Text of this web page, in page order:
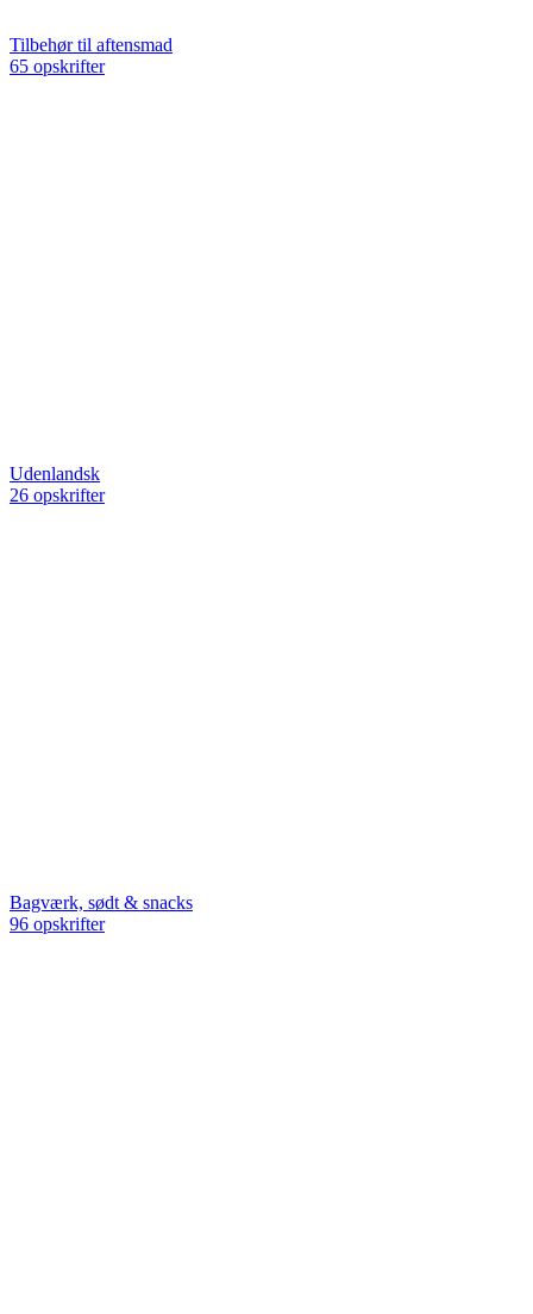
Tilbehør til aftensmad
65 opskrifter
Udenlandsk
26 opskrifter
Bagværk, sødt & snacks
96 opskrifter